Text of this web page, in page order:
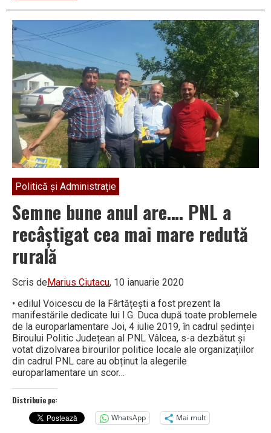
Voicescu,
Fârtățești:
„Se
vor
prelungi
cu
un
an
mandatele
primarilor,
iar
alegerile
se
vor
ține
în
2021!”
Politică și Administrație
Semne bune anul are…. PNL a
recâștigat cea mai mare redută
rurală
Scris deMarius Ciutacu, 10 ianuarie 2020
• edilul Voicescu de la Fârtățești a fost prezent la
manifestările dedicate lui I.G. Duca după toate problemele
de la europarlamentare Joi, 4 iulie 2019, în cadrul ședinței
Biroului Politic Județean al PNL Vâlcea, s-a dezbătut și
votat dizolvarea birourilor politice locale ale organizațiilor
din cadrul PNL care au obținut la alegerile
europarlamentare un scor…
Distribuie pe:
WhatsApp
Mai mult